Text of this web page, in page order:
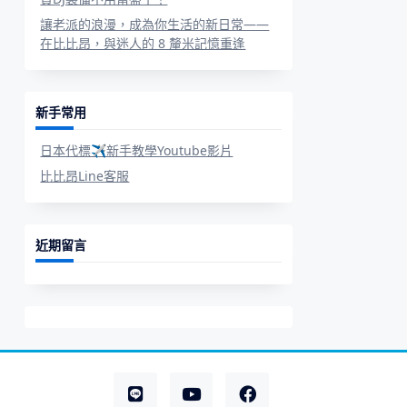
讓老派的浪漫，成為你生活的新日常——
在比比昂，與迷人的 8 釐米記憶重逢
新手常用
日本代標✈新手教學Youtube影片
比比昂Line客服
近期留言